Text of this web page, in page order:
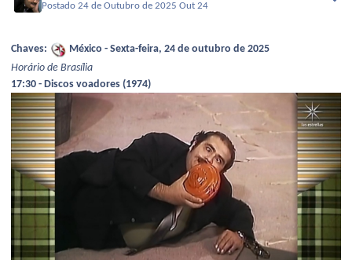
Postado24 de Outubro de 2025Out 24
Chaves:
México - Sexta-feira, 24 de outubro de 2025
Horário de Brasília
17:30 - Discos voadores (1974)